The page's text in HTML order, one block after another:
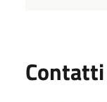
Contatti